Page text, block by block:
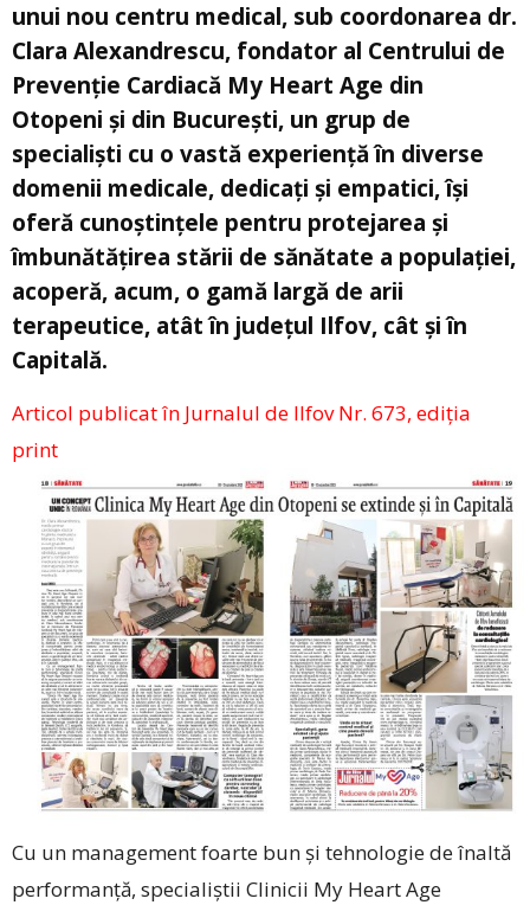
unui nou centru medical, sub coordonarea dr.
Clara Alexandrescu, fondator al Centrului de
Prevenție Cardiacă My Heart Age din
Otopeni și din București, un grup de
specialiști cu o vastă experiență în diverse
domenii medicale, dedicați și empatici, își
oferă cunoștințele pentru protejarea și
îmbunătățirea stării de sănătate a populației,
acoperă, acum, o gamă largă de arii
terapeutice, atât în județul Ilfov, cât și în
Capitală.
Articol publicat în Jurnalul de Ilfov Nr. 673, ediția
print
Cu un management foarte bun și tehnologie de înaltă
performanță, specialiștii Clinicii My Heart Age